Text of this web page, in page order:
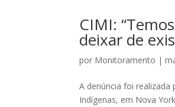
CIMI:
deixar de
por Monitoramento |
A denúncia foi realizada
Indígenas, em Nova